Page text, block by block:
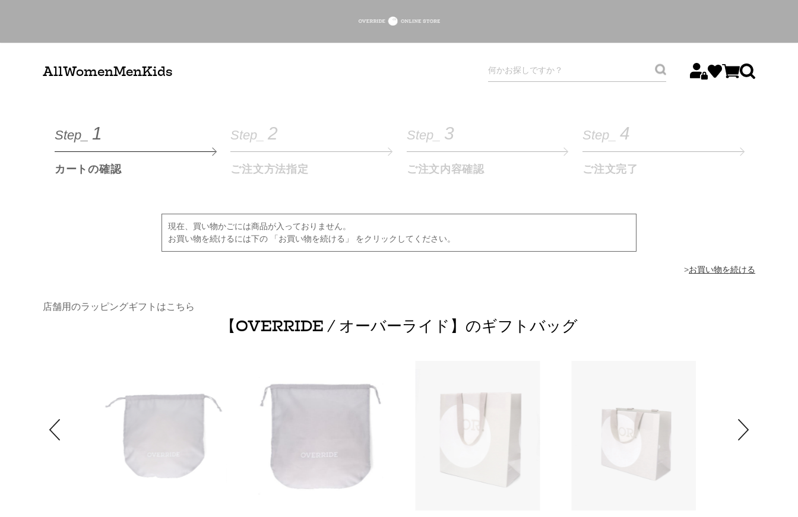
AllWomenMenKids
Step_ 1
カートの確認
Step_ 2
ご注文方法指定
Step_ 3
ご注文内容確認
Step_ 4
ご注文完了
現在、買い物かごには商品が入っておりません。
お買い物を続けるには下の 「お買い物を続ける」 をクリックしてください。
>
店舗用のラッピングギフトはこちら
【OVERRIDE / オーバーライド】のギフトバッグ